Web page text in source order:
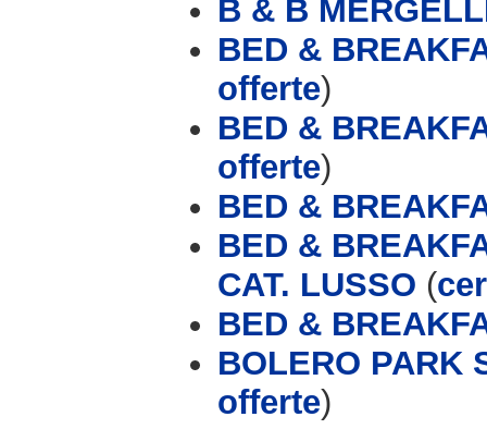
B & B
BED &
offerte)
BED &
offerte)
BED &
BED &
CAT. LUSSO (
BED &
BOLERO PARK
offerte)